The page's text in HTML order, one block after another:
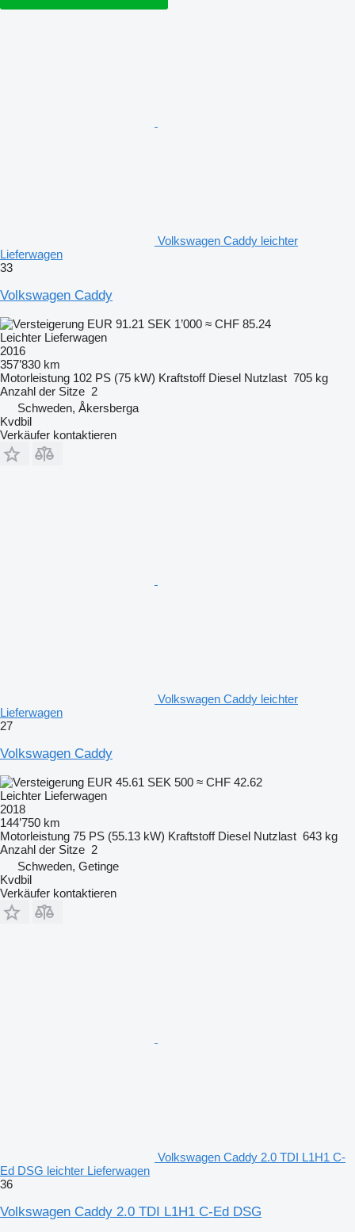
Volkswagen Caddy leichter
Lieferwagen
33
Volkswagen Caddy
EUR 91.21 SEK 1’000 ≈ CHF 85.24
Leichter Lieferwagen
2016
357’830 km
Motorleistung 102 PS (75 kW) Kraftstoff Diesel Nutzlast 705 kg
Anzahl der Sitze 2
Schweden, Åkersberga
Kvdbil
Verkäufer kontaktieren
Volkswagen Caddy leichter
Lieferwagen
27
Volkswagen Caddy
EUR 45.61 SEK 500 ≈ CHF 42.62
Leichter Lieferwagen
2018
144’750 km
Motorleistung 75 PS (55.13 kW) Kraftstoff Diesel Nutzlast 643 kg
Anzahl der Sitze 2
Schweden, Getinge
Kvdbil
Verkäufer kontaktieren
Volkswagen Caddy 2.0 TDI L1H1 C-
Ed DSG leichter Lieferwagen
36
Volkswagen Caddy 2.0 TDI L1H1 C-Ed DSG